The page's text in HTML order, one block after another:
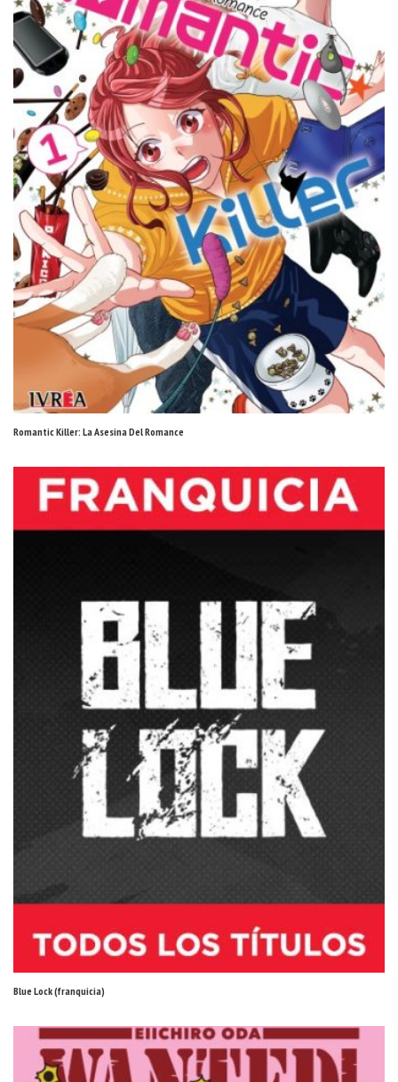
Romantic Killer: La Asesina Del Romance
Blue Lock (franquicia)